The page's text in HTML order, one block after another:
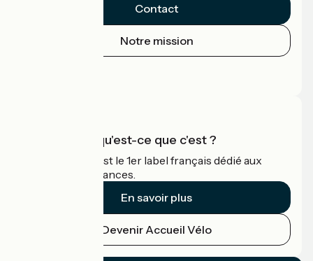
Contact
Notre mission
Accueil Vélo qu'est-ce que c'est ?
Accueil Vélo c'est le 1er label français dédié aux
cyclistes en vacances.
En savoir plus
Devenir Accueil Vélo